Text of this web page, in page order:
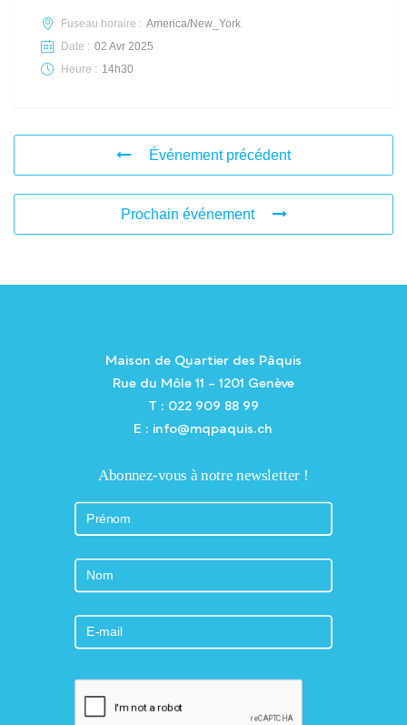
Fuseau horaire : America/New_York
Date : 02 Avr 2025
Heure : 14h30
Événement précédent
Prochain événement
Maison de Quartier des Pâquis
Rue du Môle 11 – 1201 Genève
T : 022 909 88 99
E : info@mqpaquis.ch
Abonnez-vous à notre newsletter !